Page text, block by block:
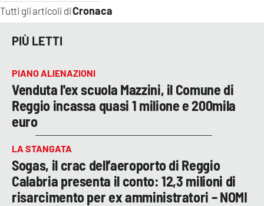
Tutti gli articoli diCronaca
PIÙ LETTI
PIANO ALIENAZIONI
Venduta l'ex scuola Mazzini, il Comune di
Reggio incassa quasi 1 milione e 200mila
euro
LA STANGATA
Sogas, il crac dell’aeroporto di Reggio
Calabria presenta il conto: 12,3 milioni di
risarcimento per ex amministratori – NOMI